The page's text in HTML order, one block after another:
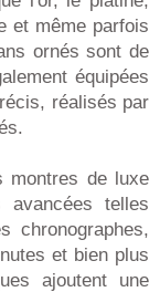
et même parfois
ornés sont de
équipées
réalisés par
montres de luxe
avancées telles
chronographes,
et bien plus
ajoutent une